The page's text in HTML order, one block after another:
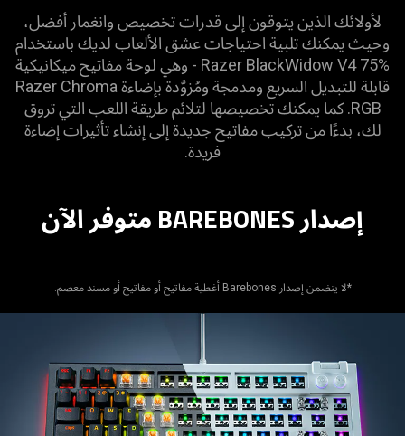
لأولائك الذين يتوقون إلى قدرات تخصيص وانغمار أفضل،
وحيث يمكنك تلبية احتياجات عشق الألعاب لديك باستخدام
Razer BlackWidow V4 75% - وهي لوحة مفاتيح ميكانيكية
قابلة للتبديل السريع ومدمجة ومُزوَّدة بإضاءة Razer Chroma
RGB. كما يمكنك تخصيصها لتلائم طريقة اللعب التي تروق
لك، بدءًا من تركيب مفاتيح جديدة إلى إنشاء تأثيرات إضاءة
فريدة.
إصدار BAREBONES متوفر الآن
*لا يتضمن إصدار Barebones أغطية مفاتيح أو مفاتيح أو مسند معصم.